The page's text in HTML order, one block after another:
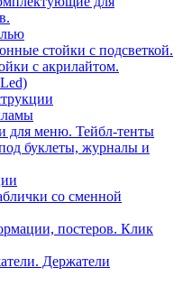
стойки с подсветкой.
с акрилайтом.
для меню. Тейбл-тенты
буклеты, журналы и
со сменной
постеров. Клик
Держатели